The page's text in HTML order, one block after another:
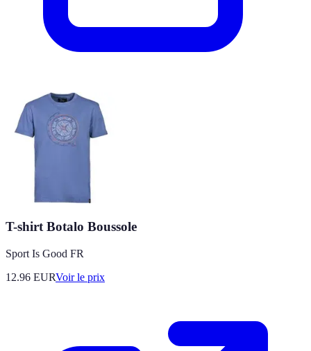
T-shirt Botalo Boussole
Sport Is Good FR
12.96 EURVoir le prix